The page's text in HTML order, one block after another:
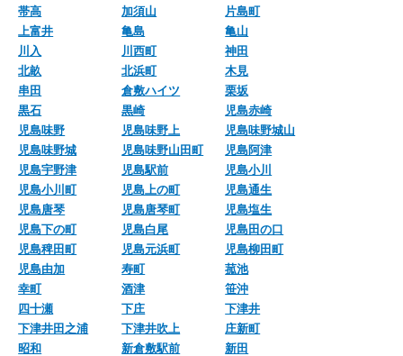
帯高
加須山
片島町
上富井
亀島
亀山
川入
川西町
神田
北畝
北浜町
木見
串田
倉敷ハイツ
栗坂
黒石
黒崎
児島赤崎
児島味野
児島味野上
児島味野城山
児島味野城
児島味野山田町
児島阿津
児島宇野津
児島駅前
児島小川
児島小川町
児島上の町
児島通生
児島唐琴
児島唐琴町
児島塩生
児島下の町
児島白尾
児島田の口
児島稗田町
児島元浜町
児島柳田町
児島由加
寿町
菰池
幸町
酒津
笹沖
四十瀬
下庄
下津井
下津井田之浦
下津井吹上
庄新町
昭和
新倉敷駅前
新田